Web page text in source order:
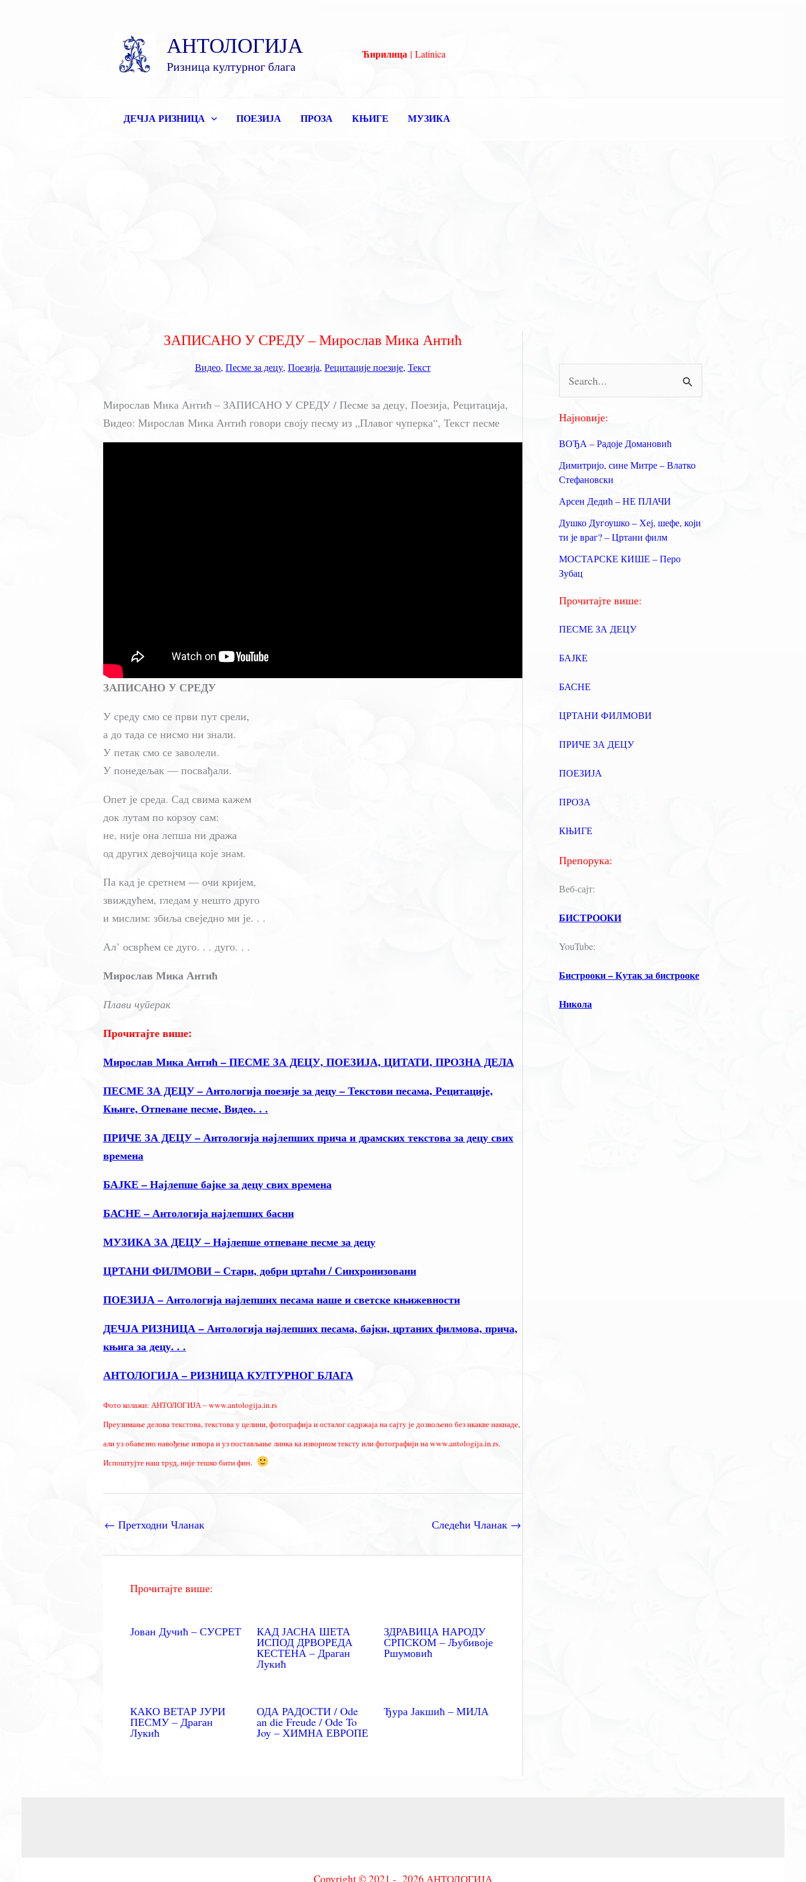
АНТОЛОГИЈА
Ризница културног блага
Ћирилица | Latinica
ДЕЧЈА РИЗНИЦА ПОЕЗИЈА ПРОЗА КЊИГЕ МУЗИКА
ЗАПИСАНО У СРЕДУ – Мирослав Мика Антић
Видео, Песме за децу, Поезија, Рецитације поезије, Текст
Мирослав Мика Антић – ЗАПИСАНО У СРЕДУ / Песме за децу, Поезија, Рецитација,
Видео: Мирослав Мика Антић говори своју песму из „Плавог чуперка“, Текст песме
ЗАПИСАНО У СРЕДУ
У среду смо се први пут срели,
а до тада се нисмо ни знали.
У петак смо се заволели.
У понедељак — посвађали.
Опет је среда. Сад свима кажем
док лутам по корзоу сам:
не, није она лепша ни дража
од других девојчица које знам.
Па кад је сретнем — очи кријем,
звиждућем, гледам у нешто друго
и мислим: збиља свеједно ми је. . .
Ал’ осврћем се дуго. . . дуго. . .
Мирослав Мика Антић
Плави чуперак
Прочитајте више:
Мирослав Мика Антић – ПЕСМЕ ЗА ДЕЦУ, ПОЕЗИЈА, ЦИТАТИ, ПРОЗНА ДЕЛА
ПЕСМЕ ЗА ДЕЦУ – Антологија поезије за децу – Текстови песама, Рецитације,
Књиге, Отпеване песме, Видео. . .
ПРИЧЕ ЗА ДЕЦУ – Антологија најлепших прича и драмских текстова за децу свих
времена
БАЈКЕ – Најлепше бајке за децу свих времена
БАСНЕ – Антологија најлепших басни
МУЗИКА ЗА ДЕЦУ – Најлепше отпеване песме за децу
ЦРТАНИ ФИЛМОВИ – Стари, добри цртаћи / Синхронизовани
ПОЕЗИЈА – Антологија најлепших песама наше и светске књижевности
ДЕЧЈА РИЗНИЦА – Антологија најлепших песама, бајки, цртаних филмова, прича,
књига за децу. . .
АНТОЛОГИЈА – РИЗНИЦА КУЛТУРНОГ БЛАГА
Фото колажи: АНТОЛОГИЈА – www.antologija.in.rs
Преузимање делова текстова, текстова у целини, фотографија и осталог садржаја на сајту је дозвољено без икакве накнаде,
али уз обавезно навођење извора и уз постављање линка ка изворном тексту или фотографији на www.antologija.in.rs.
Испоштујте наш труд, није тешко бити фин.
← Претходни Чланак Следећи Чланак →
Прочитајте више:
Јован Дучић – СУСРЕТ КАД ЈАСНА ШЕТА
ИСПОД ДРВОРЕДА
КЕСТЕНА – Драган
Лукић
ЗДРАВИЦА НАРОДУ
СРПСКОМ – Љубивоје
Ршумовић
КАКО ВЕТАР ЈУРИ
ПЕСМУ – Драган
Лукић
ОДА РАДОСТИ / Ode
an die Freude / Ode To
Joy – ХИМНА ЕВРОПЕ
Ђура Јакшић – МИЛА
р
а
а
з
:
Најновије:
ВОЂА – Радоје Домановић
Димитријо, сине Митре – Влатко
Стефановски
Арсен Дедић – НЕ ПЛАЧИ
Душко Дугоушко – Хеј, шефе, који
ти је враг? – Цртани филм
МОСТАРСКЕ КИШЕ – Перо
Зубац
Прочитајте више:
ПЕСМЕ ЗА ДЕЦУ
БАЈКЕ
БАСНЕ
ЦРТАНИ ФИЛМОВИ
ПРИЧЕ ЗА ДЕЦУ
ПОЕЗИЈА
ПРОЗА
КЊИГЕ
Препорука:
Веб-сајт:
БИСТРООКИ
YouTube:
Бистрооки – Кутак за бистрооке
Никола
Copyright © 2021 - 2026 АНТОЛОГИЈА